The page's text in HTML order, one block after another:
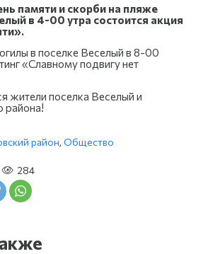
памяти и скорби на пляже
в 4-00 утра состоится акция
в поселке Веселый в 8-00
«Славному подвигу нет
жители поселка Веселый и
района!
район, Общество
284